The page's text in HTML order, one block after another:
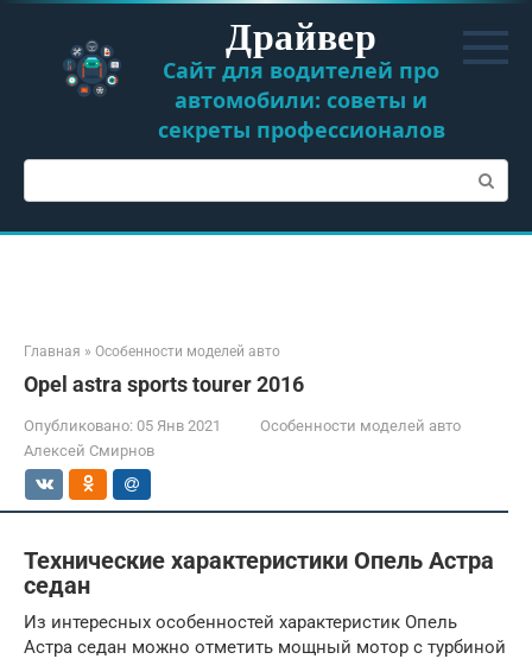
Перейти
контенту
Драйвер
Сайт для водителей про
автомобили: советы и
секреты профессионалов
Поиск:
Главная » Особенности моделей авто
Opel astra sports tourer 2016
Опубликовано: 05 Янв 2021
Особенности моделей авто
Алексей Смирнов
Технические характеристики Опель Астра
седан
Из интересных особенностей характеристик Опель
Астра седан можно отметить мощный мотор с турбиной